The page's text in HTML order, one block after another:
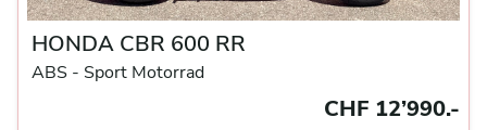
HONDA CBR 600 RR
ABS - Sport Motorrad
CHF 12’990.-